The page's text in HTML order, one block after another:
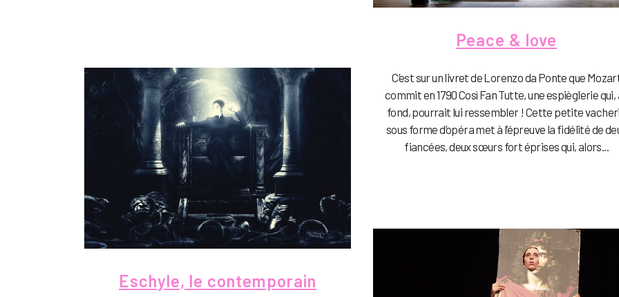
Peace & love
C’est sur un livret de Lorenzo da Ponte que
commit en 1790 Così Fan Tutte, une espièglerie qui,
fond, pourrait lui ressembler ! Cette petite
sous forme d’opéra met à l’épreuve la fidélité de
fiancées, deux sœurs fort éprises qui, alors...
Eschyle, le contemporain